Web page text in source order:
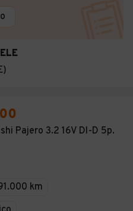
Pajero 3.2 16V DI-D 5p.
km